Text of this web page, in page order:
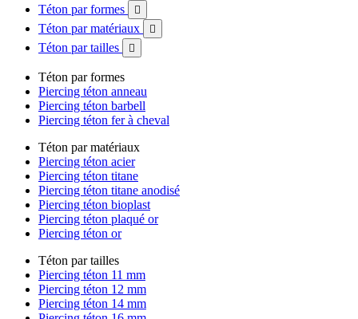
Téton par formes

Téton par matériaux 
Téton par tailles 
Téton par formes
Piercing téton anneau
Piercing téton barbell
Piercing téton fer à cheval
Téton par matériaux
Piercing téton acier
Piercing téton titane
Piercing téton titane anodisé
Piercing téton bioplast
Piercing téton plaqué or
Piercing téton or
Téton par tailles
Piercing téton 11 mm
Piercing téton 12 mm
Piercing téton 14 mm